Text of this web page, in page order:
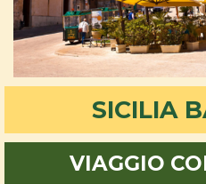
SICILIA
VIAGGIO